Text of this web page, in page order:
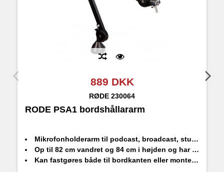
889 DKK
RØDE 230064
RODE PSA1 bordshållararm
Mikrofonholderarm til podcast, broadcast, studie og gaming
Op til 82 cm vandret og 84 cm i højden og har fuld 360° rotation
Kan fastgøres både til bordkanten eller monteres permanent